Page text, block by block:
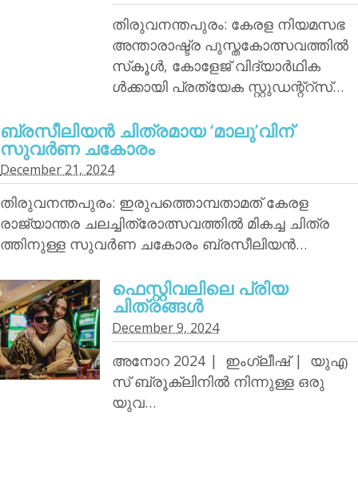
തിരുവനന്തപുരം: കേരള നിയമസഭ
അന്താരാഷ്ട്ര പുസ്തകോത്സവത്തില്‍
സ്‌കൂള്‍, കോളേജ് വിദ്യാര്‍ഥിക
ള്‍ക്കായി പ്രത്യേക സ്റ്റുഡന്റ്‌റ്‌സ്…
ബ്രസീലിയന്‍ ചിത്രമായ ‘മാലു’വിന്
സുവര്‍ണ ചകോരം
December 21, 2024
തിരുവനന്തപുരം: ഇരുപത്തൊമ്പതാമത് കേരള
രാജ്യാന്തര ചലച്ചിത്രോത്സവത്തില്‍ മികച്ച ചിത്ര
ത്തിനുള്ള സുവര്‍ണ ചകോരം ബ്രസീലിയന്‍…
ഫെസ്റ്റിവലിലെ പ്രിയ
ചിത്രങ്ങള്‍
December 9, 2024
അനോറ 2024 | ഇംഗ്ലീഷ് | യുഎ
സ് ബ്രൂക്ലിനില്‍ നിന്നുള്ള ഒരു
യുവ…